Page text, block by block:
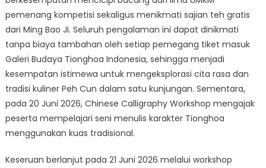
pemenang kompetisi sekaligus menikmati sajian teh gratis
dari Ming Bao Ji. Seluruh pengalaman ini dapat dinikmati
tanpa biaya tambahan oleh setiap pemegang tiket masuk
Galeri Budaya Tionghoa Indonesia, sehingga menjadi
kesempatan istimewa untuk mengeksplorasi cita rasa dan
tradisi kuliner Peh Cun dalam satu kunjungan. Sementara,
pada 20 Juni 2026, Chinese Calligraphy Workshop mengajak
peserta mempelajari seni menulis karakter Tionghoa
menggunakan kuas tradisional.
Keseruan berlanjut pada 21 Juni 2026 melalui workshop